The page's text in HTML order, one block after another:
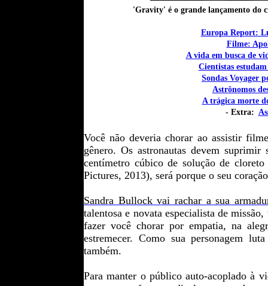
'Gravity' é o grande lançamento do
Europa Report:
Filme:
A vida em busca de
Cientistas
Sondas Voyager
Astrônomos
A trágica morte
- Extra:
Você não deveria chorar ao assistir
gênero. Os astronautas devem suprimir
centímetro cúbico de solução de
Pictures, 2013), será porque o seu
Sandra Bullock vai rachar a sua
talentosa e novata especialista de
fazer você chorar por empatia, na
estremecer. Como sua personagem
também.
Para manter o público auto-acoplado à